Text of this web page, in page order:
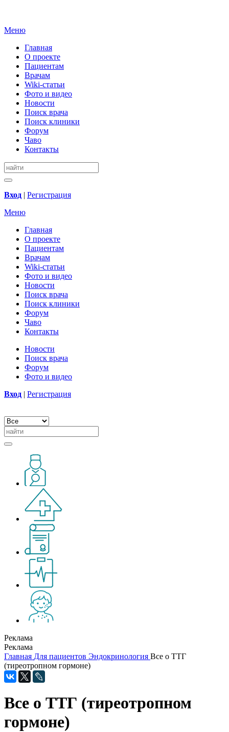
Меню
Главная
О проекте
Пациентам
Врачам
Wiki-статьи
Фото и видео
Новости
Поиск врача
Поиск клиники
Форум
Чаво
Контакты
Вход | Регистрация
Меню
Главная
О проекте
Пациентам
Врачам
Wiki-статьи
Фото и видео
Новости
Поиск врача
Поиск клиники
Форум
Чаво
Контакты
Новости
Поиск врача
Форум
Фото и видео
Вход | Регистрация
Реклама
Реклама
Главная Для пациентов Эндокринология Все о ТТГ
(тиреотропном гормоне)
Все о ТТГ (тиреотропном
гормоне)